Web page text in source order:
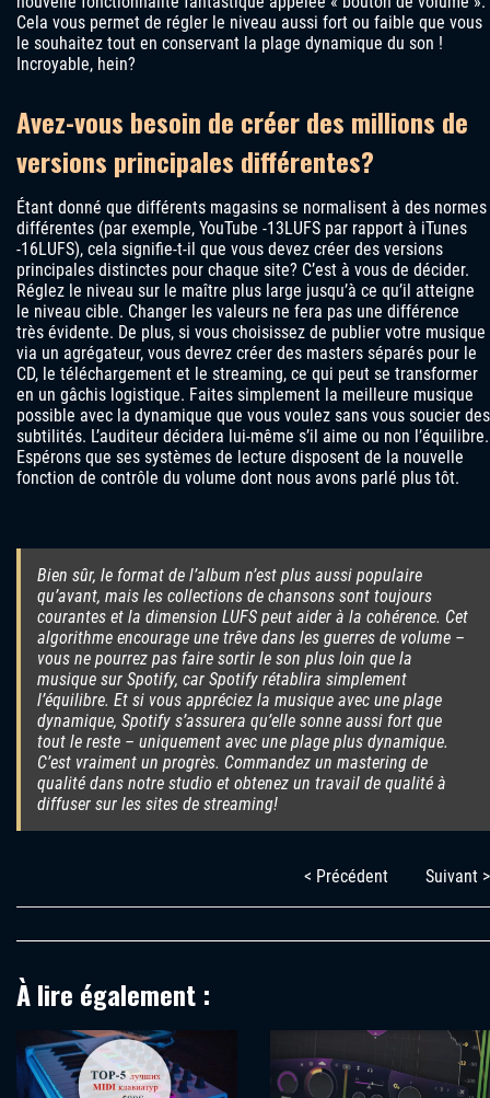
Cela vous permet de régler le niveau aussi fort ou faible que vous
le souhaitez tout en conservant la plage dynamique du son !
Incroyable, hein?
Avez-vous besoin de créer des millions de
versions principales différentes?
Étant donné que différents magasins se normalisent à des normes
différentes (par exemple, YouTube -13LUFS par rapport à iTunes
-16LUFS), cela signifie-t-il que vous devez créer des versions
principales distinctes pour chaque site? C’est à vous de décider.
Réglez le niveau sur le maître plus large jusqu’à ce qu’il atteigne
le niveau cible. Changer les valeurs ne fera pas une différence
très évidente. De plus, si vous choisissez de publier votre musique
via un agrégateur, vous devrez créer des masters séparés pour le
CD, le téléchargement et le streaming, ce qui peut se transformer
en un gâchis logistique. Faites simplement la meilleure musique
possible avec la dynamique que vous voulez sans vous soucier des
subtilités. L’auditeur décidera lui-même s’il aime ou non l’équilibre.
Espérons que ses systèmes de lecture disposent de la nouvelle
fonction de contrôle du volume dont nous avons parlé plus tôt.
Bien sûr, le format de l’album n’est plus aussi populaire
qu’avant, mais les collections de chansons sont toujours
courantes et la dimension LUFS peut aider à la cohérence. Cet
algorithme encourage une trêve dans les guerres de volume –
vous ne pourrez pas faire sortir le son plus loin que la
musique sur Spotify, car Spotify rétablira simplement
l’équilibre. Et si vous appréciez la musique avec une plage
dynamique, Spotify s’assurera qu’elle sonne aussi fort que
tout le reste – uniquement avec une plage plus dynamique.
C’est vraiment un progrès. Commandez un mastering de
qualité dans notre studio et obtenez un travail de qualité à
diffuser sur les sites de streaming!
< Précédent Suivant >
À lire également :